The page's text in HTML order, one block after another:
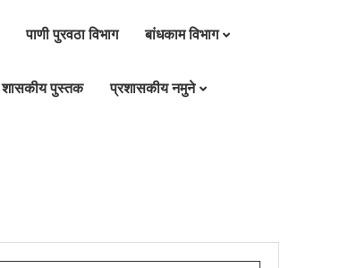
पाणी पुरवठा विभाग बांधकाम विभाग
शासकीय पुस्तक प्रशासकीय नमुने